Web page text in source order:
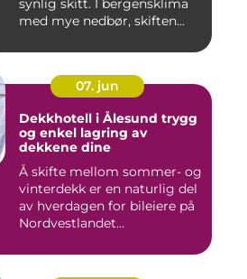
synlig skitt. I bergensklima
med mye nedbør, skiften...
07. jun
Dekkhotell i Ålesund trygg
og enkel lagring av
dekkene dine
Å skifte mellom sommer- og
vinterdekk er en naturlig del
av hverdagen for bileiere på
Nordvestlandet...